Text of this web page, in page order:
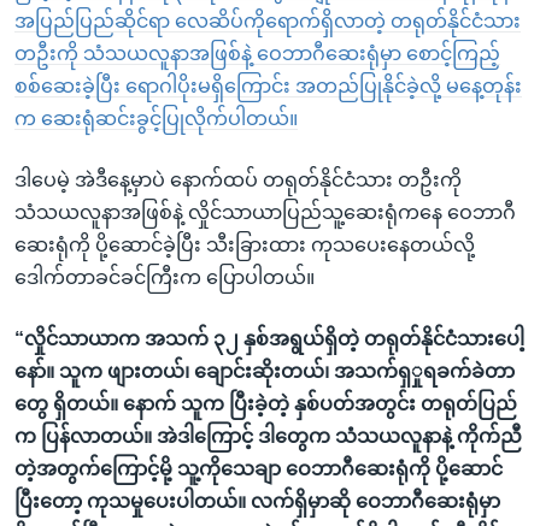
အပြည်ပြည်ဆိုင်ရာ လေဆိပ်ကိုရောက်ရှိလာတဲ့ တရုတ်နိုင်ငံသား
တဦးကို သံသယလူနာအဖြစ်နဲ့ ဝေဘာဂီဆေးရုံမှာ စောင့်ကြည့်
စစ်ဆေးခဲ့ပြီး ရောဂါပိုးမရှိကြောင်း အတည်ပြုနိုင်ခဲ့လို့ မနေ့တုန်း
က ဆေးရုံဆင်းခွင့်ပြုလိုက်ပါတယ်။
ဒါပေမဲ့ အဲဒီနေ့မှာပဲ နောက်ထပ် တရုတ်နိုင်ငံသား တဦးကို
သံသယလူနာအဖြစ်နဲ့ လှိုင်သာယာပြည်သူ့ဆေးရုံကနေ ဝေဘာဂီ
ဆေးရုံကို ပို့ဆောင်ခဲ့ပြီး သီးခြားထား ကုသပေးနေတယ်လို့
ဒေါက်တာခင်ခင်ကြီးက ပြောပါတယ်။
“လှိုင်သာယာက အသက် ၃၂ နှစ်အရွယ်ရှိတဲ့ တရုတ်နိုင်ငံသားပေါ့
နော်။ သူက ဖျားတယ်၊ ချောင်းဆိုးတယ်၊ အသက်ရှှုရခက်ခဲတာ
တွေ ရှိတယ်။ နောက် သူက ပြီးခဲ့တဲ့ နှစ်ပတ်အတွင်း တရုတ်ပြည်
က ပြန်လာတယ်။ အဲဒါကြောင့် ဒါတွေက သံသယလူနာနဲ့ ကိုက်ညီ
တဲ့အတွက်ကြောင့်မို့ သူ့ကိုသေချာ ဝေဘာဂီဆေးရုံကို ပို့ဆောင်
ပြီးတော့ ကုသမှုပေးပါတယ်။ လက်ရှိမှာဆို ဝေဘာဂီဆေးရုံမှာ